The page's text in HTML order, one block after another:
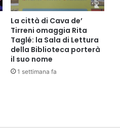
La città di Cava de’
Tirreni omaggia Rita
Taglé: la Sala di Lettura
della Biblioteca porterà
il suo nome
1 settimana fa